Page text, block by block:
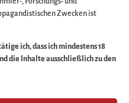
Sache
Sie bald
Zwecken ist
ich, dass ich mindestens 18
die Inhalte ausschließlich zu den